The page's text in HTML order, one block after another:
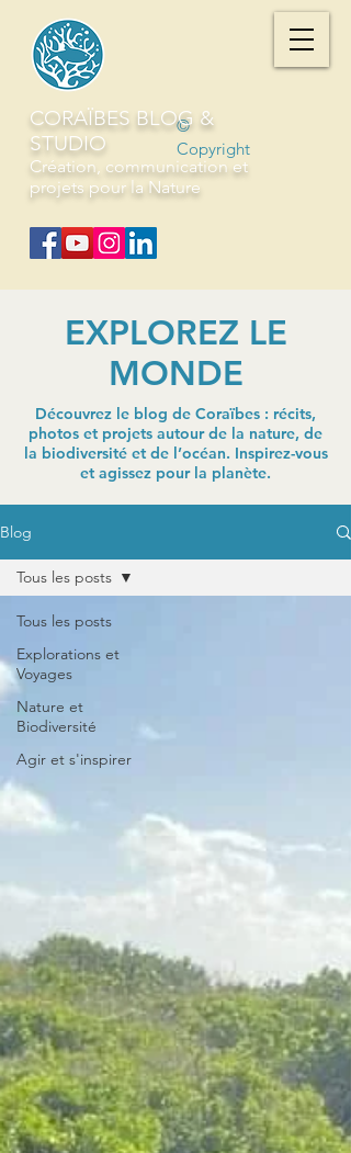
©
Copyright
CORAÏBES BLOG &
STUDIO
Création, communication et
projets pour la Nature
EXPLOREZ LE
MONDE
Découvrez le blog de Coraïbes : récits,
photos et projets autour de la nature, de
la biodiversité et de l’océan. Inspirez-vous
et agissez pour la planète.
Blog
Tous les posts
Explorations et
Voyages
Nature et
Biodiversité
Agir et s'inspirer
Tous les posts